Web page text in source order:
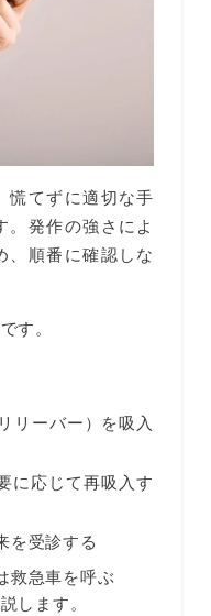
慌てずに適切な手
。発作の強さによ
、順番に確認しな
す。
リーバー）を吸入
に応じて再吸入す
を受診する
救急車を呼ぶ
します。